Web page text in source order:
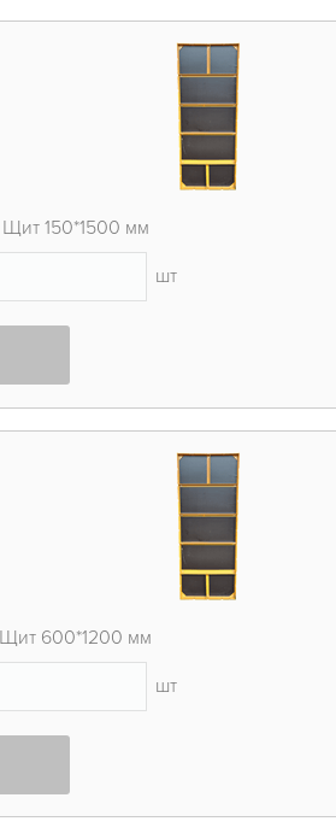
Щит 150*1500 мм
шт
Щит 600*1200 мм
шт